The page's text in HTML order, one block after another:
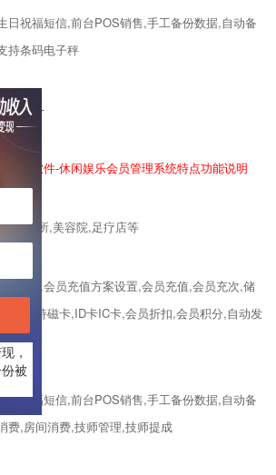
日祝福短信,前台POS销售,手工备份数据,自动备
持条码电子秤
,龙佑软件-休闲娱乐会员管理系统特点功能说明
浴,会所,美容院,足疗店等
员管理,会员充值方案设置,会员充值,会员充次,储
印,支持磁卡,ID卡IC卡,会员折扣,会员积分,自动发
日祝福短信,前台POS销售,手工备份数据,自动备
费,房间消费,技师管理,技师提成
，
被